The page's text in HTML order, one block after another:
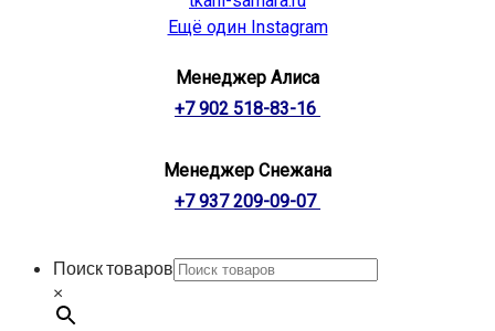
Ещё один Instagram
Менеджер Алиса
+7 902 518-83-16
Менеджер Снежана
+7 937 209-09-07
Поиск товаров
×